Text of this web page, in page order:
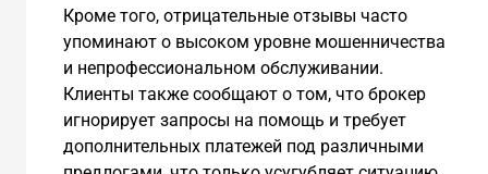
Кроме того, отрицательные отзывы часто
упоминают о высоком уровне мошенничества
и непрофессиональном обслуживании.
Клиенты также сообщают о том, что брокер
игнорирует запросы на помощь и требует
дополнительных платежей под различными